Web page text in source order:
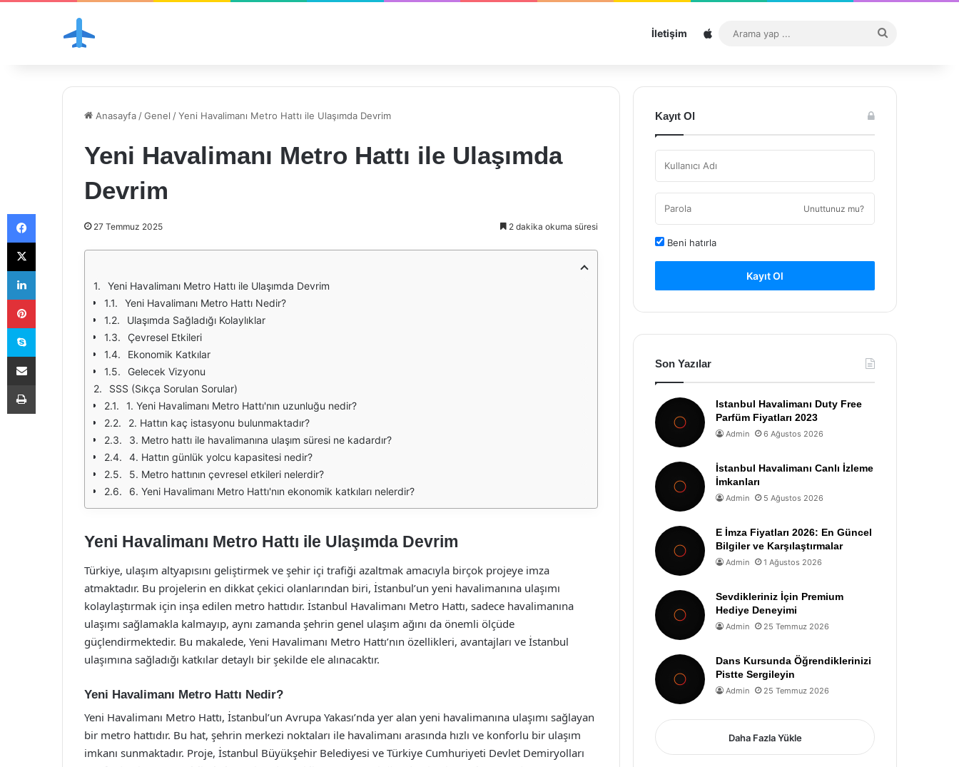
İletişim Sitemap
...
Anasayfa /Genel /Yeni Havalimanı Metro Hattı ile Ulaşımda Devrim
Yeni Havalimanı Metro Hattı ile Ulaşımda
Devrim
27 Temmuz 2025 2 dakika okuma süresi
Yeni Havalimanı Metro Hattı ile Ulaşımda Devrim
Yeni Havalimanı Metro Hattı Nedir?
Ulaşımda Sağladığı Kolaylıklar
Çevresel Etkileri
Ekonomik Katkılar
Gelecek Vizyonu
SSS (Sıkça Sorulan Sorular)
1. Yeni Havalimanı Metro Hattı'nın uzunluğu nedir?
2. Hattın kaç istasyonu bulunmaktadır?
3. Metro hattı ile havalimanına ulaşım süresi ne kadardır?
4. Hattın günlük yolcu kapasitesi nedir?
5. Metro hattının çevresel etkileri nelerdir?
6. Yeni Havalimanı Metro Hattı'nın ekonomik katkıları nelerdir?
Yeni Havalimanı Metro Hattı ile Ulaşımda Devrim
Türkiye, ulaşım altyapısını geliştirmek ve şehir içi trafiği azaltmak amacıyla birçok projeye imza
atmaktadır. Bu projelerin en dikkat çekici olanlarından biri, İstanbul’un yeni havalimanına ulaşımı
kolaylaştırmak için inşa edilen metro hattıdır. İstanbul Havalimanı Metro Hattı, sadece havalimanına
ulaşımı sağlamakla kalmayıp, aynı zamanda şehrin genel ulaşım ağını da önemli ölçüde
güçlendirmektedir. Bu makalede, Yeni Havalimanı Metro Hattı’nın özellikleri, avantajları ve İstanbul
ulaşımına sağladığı katkılar detaylı bir şekilde ele alınacaktır.
Yeni Havalimanı Metro Hattı Nedir?
Yeni Havalimanı Metro Hattı, İstanbul’un Avrupa Yakası’nda yer alan yeni havalimanına ulaşımı sağlayan
bir metro hattıdır. Bu hat, şehrin merkezi noktaları ile havalimanı arasında hızlı ve konforlu bir ulaşım
imkanı sunmaktadır. Proje, İstanbul Büyükşehir Belediyesi ve Türkiye Cumhuriyeti Devlet Demiryolları
Kayıt Ol
Unuttunuz mu?
Beni hatırla
Kayıt Ol
Son Yazılar
Istanbul Havalimanı Duty Free
Parfüm Fiyatları 2023
Admin 6 Ağustos 2026
İstanbul Havalimanı Canlı İzleme
İmkanları
Admin 5 Ağustos 2026
E İmza Fiyatları 2026: En Güncel
Bilgiler ve Karşılaştırmalar
Admin 1 Ağustos 2026
Sevdikleriniz İçin Premium
Hediye Deneyimi
Admin 25 Temmuz 2026
Dans Kursunda Öğrendiklerinizi
Pistte Sergileyin
Admin 25 Temmuz 2026
Daha Fazla Yükle
Facebook
X
LinkedIn
Pinterest
Skype
E-Posta ile paylaş